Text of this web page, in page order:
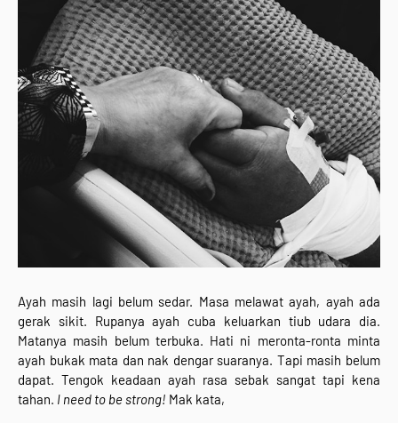
Ayah masih lagi belum sedar. Masa melawat ayah, ayah ada
gerak sikit. Rupanya ayah cuba keluarkan tiub udara dia.
Matanya masih belum terbuka. Hati ni meronta-ronta minta
ayah bukak mata dan nak dengar suaranya. Tapi masih belum
dapat. Tengok keadaan ayah rasa sebak sangat tapi kena
tahan. I need to be strong! Mak kata,